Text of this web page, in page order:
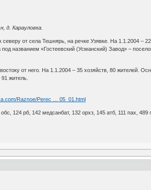
д. Карауловка.
северу от села Тешнярь, на речке Узявке. На 1.1.2004
названием «Гостеевский (Усманский) Завод» –
от него. На 1.1.2004 – 35 хозяйств, 80 жителей.
житель.
Raznoe/Perec … 05_01.html
124 рб, 142 медсанбат, 132 орхз, 145 атб, 111 пах, 489